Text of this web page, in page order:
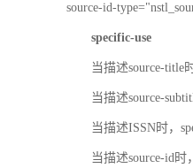
source-id-
specific-use
当描述source-title
当描述source-
当描述ISSN时，
当描述source-id